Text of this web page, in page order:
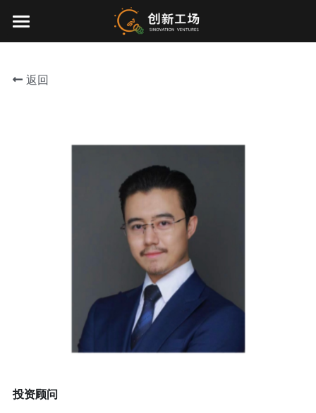
首页
投资业务
关于我们
环境、社会与治理
加入我们
EN
返回
投资顾问
博客分类